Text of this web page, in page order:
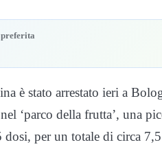
preferita
è stato arrestato ieri a
‘parco della frutta’, una
per un totale di circa